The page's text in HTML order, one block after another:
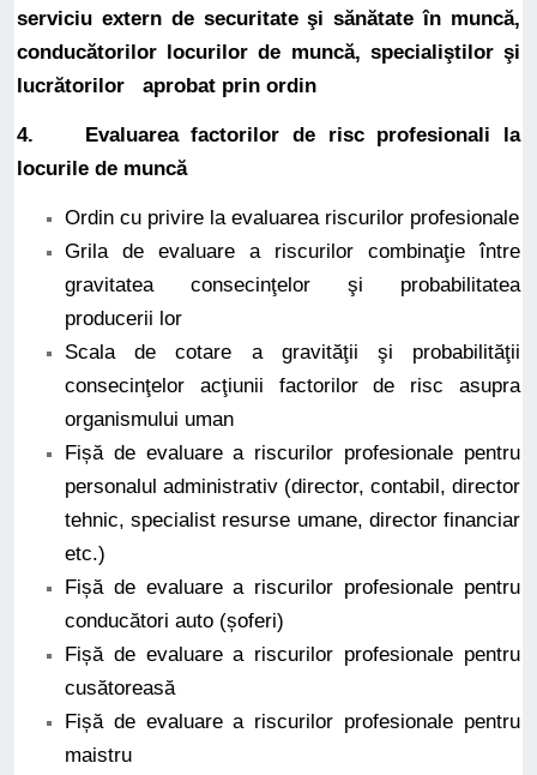
serviciu extern de securitate şi sănătate în muncă,
conducătorilor locurilor de muncă, specialiştilor şi
lucrătorilor aprobat prin ordin
4. Evaluarea factorilor de riscprofesionali la
locurile de muncă
Ordin cu privire la evaluarea riscurilor profesionale
Grila de evaluare a riscurilor combinaţie între
gravitatea consecinţelor şi probabilitatea
producerii lor
Scala de cotare a gravităţii şi probabilităţii
consecinţelor acţiunii factorilor de risc asupra
organismului uman
Fișă de evaluare a riscurilor profesionale pentru
personalul administrativ (director, contabil, director
tehnic, specialist resurse umane, director financiar
etc.)
Fișă de evaluare a riscurilor profesionale pentru
conducători auto (șoferi)
Fișă de evaluare a riscurilor profesionale pentru
cusătoreasă
Fișă de evaluare a riscurilor profesionale pentru
maistru